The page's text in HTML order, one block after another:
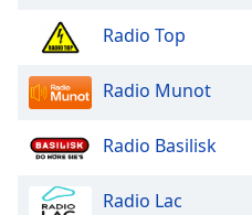
Radio Top
Radio Munot
Radio Basilisk
Radio Lac